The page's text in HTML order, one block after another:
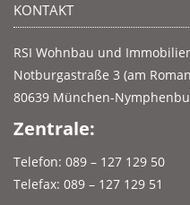
KONTAKT
RSI Wohnbau und
Notburgastraße 3 (am
80639 München-
Zentrale:
Telefon: 089 – 127 129 50
Telefax: 089 – 127 129 51